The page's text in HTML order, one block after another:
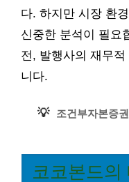
다. 하지만 시장 환
신중한 분석이 필요
전, 발행사의 재무
니다.
💡 조건부자본증
코코본드의